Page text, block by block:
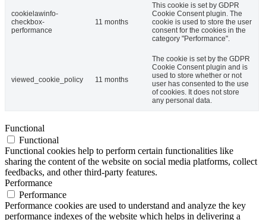
cookielawinfo-
checkbox-
performance
11 months
This cookie is set by GDPR
Cookie Consent plugin. The
cookie is used to store the user
consent for the cookies in the
category "Performance".
viewed_cookie_policy 11 months
The cookie is set by the GDPR
Cookie Consent plugin and is
used to store whether or not
user has consented to the use
of cookies. It does not store
any personal data.
Functional
Functional
Functional cookies help to perform certain functionalities like
sharing the content of the website on social media platforms, collect
feedbacks, and other third-party features.
Performance
Performance
Performance cookies are used to understand and analyze the key
performance indexes of the website which helps in delivering a